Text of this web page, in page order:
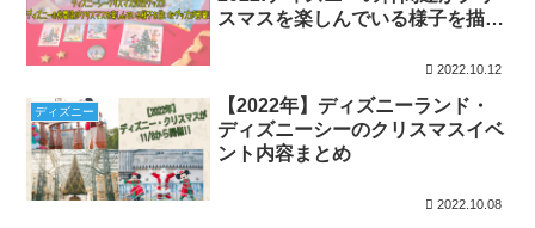
スマスを楽しんでいる様子を描い
2022.10.12
ディズニー
【2022年】ディズニーランド・
ディズニーシーのクリスマスイベ
ント内容まとめ
2022.10.08